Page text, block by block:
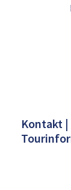
Kontakt |